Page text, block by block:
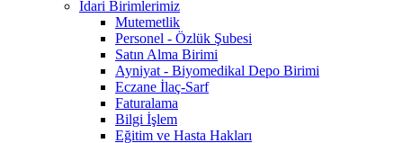
İdari Birimlerimiz
Mutemetlik
Personel - Özlük Şubesi
Satın Alma Birimi
Ayniyat - Biyomedikal Depo Birimi
Eczane İlaç-Sarf
Faturalama
Bilgi İşlem
Eğitim ve Hasta Hakları